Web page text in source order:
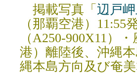
掲載写真「 辺戸
（那覇空港）11:55
（A250-900X11）
港）離陸後、沖縄
縄本島方向及び奄